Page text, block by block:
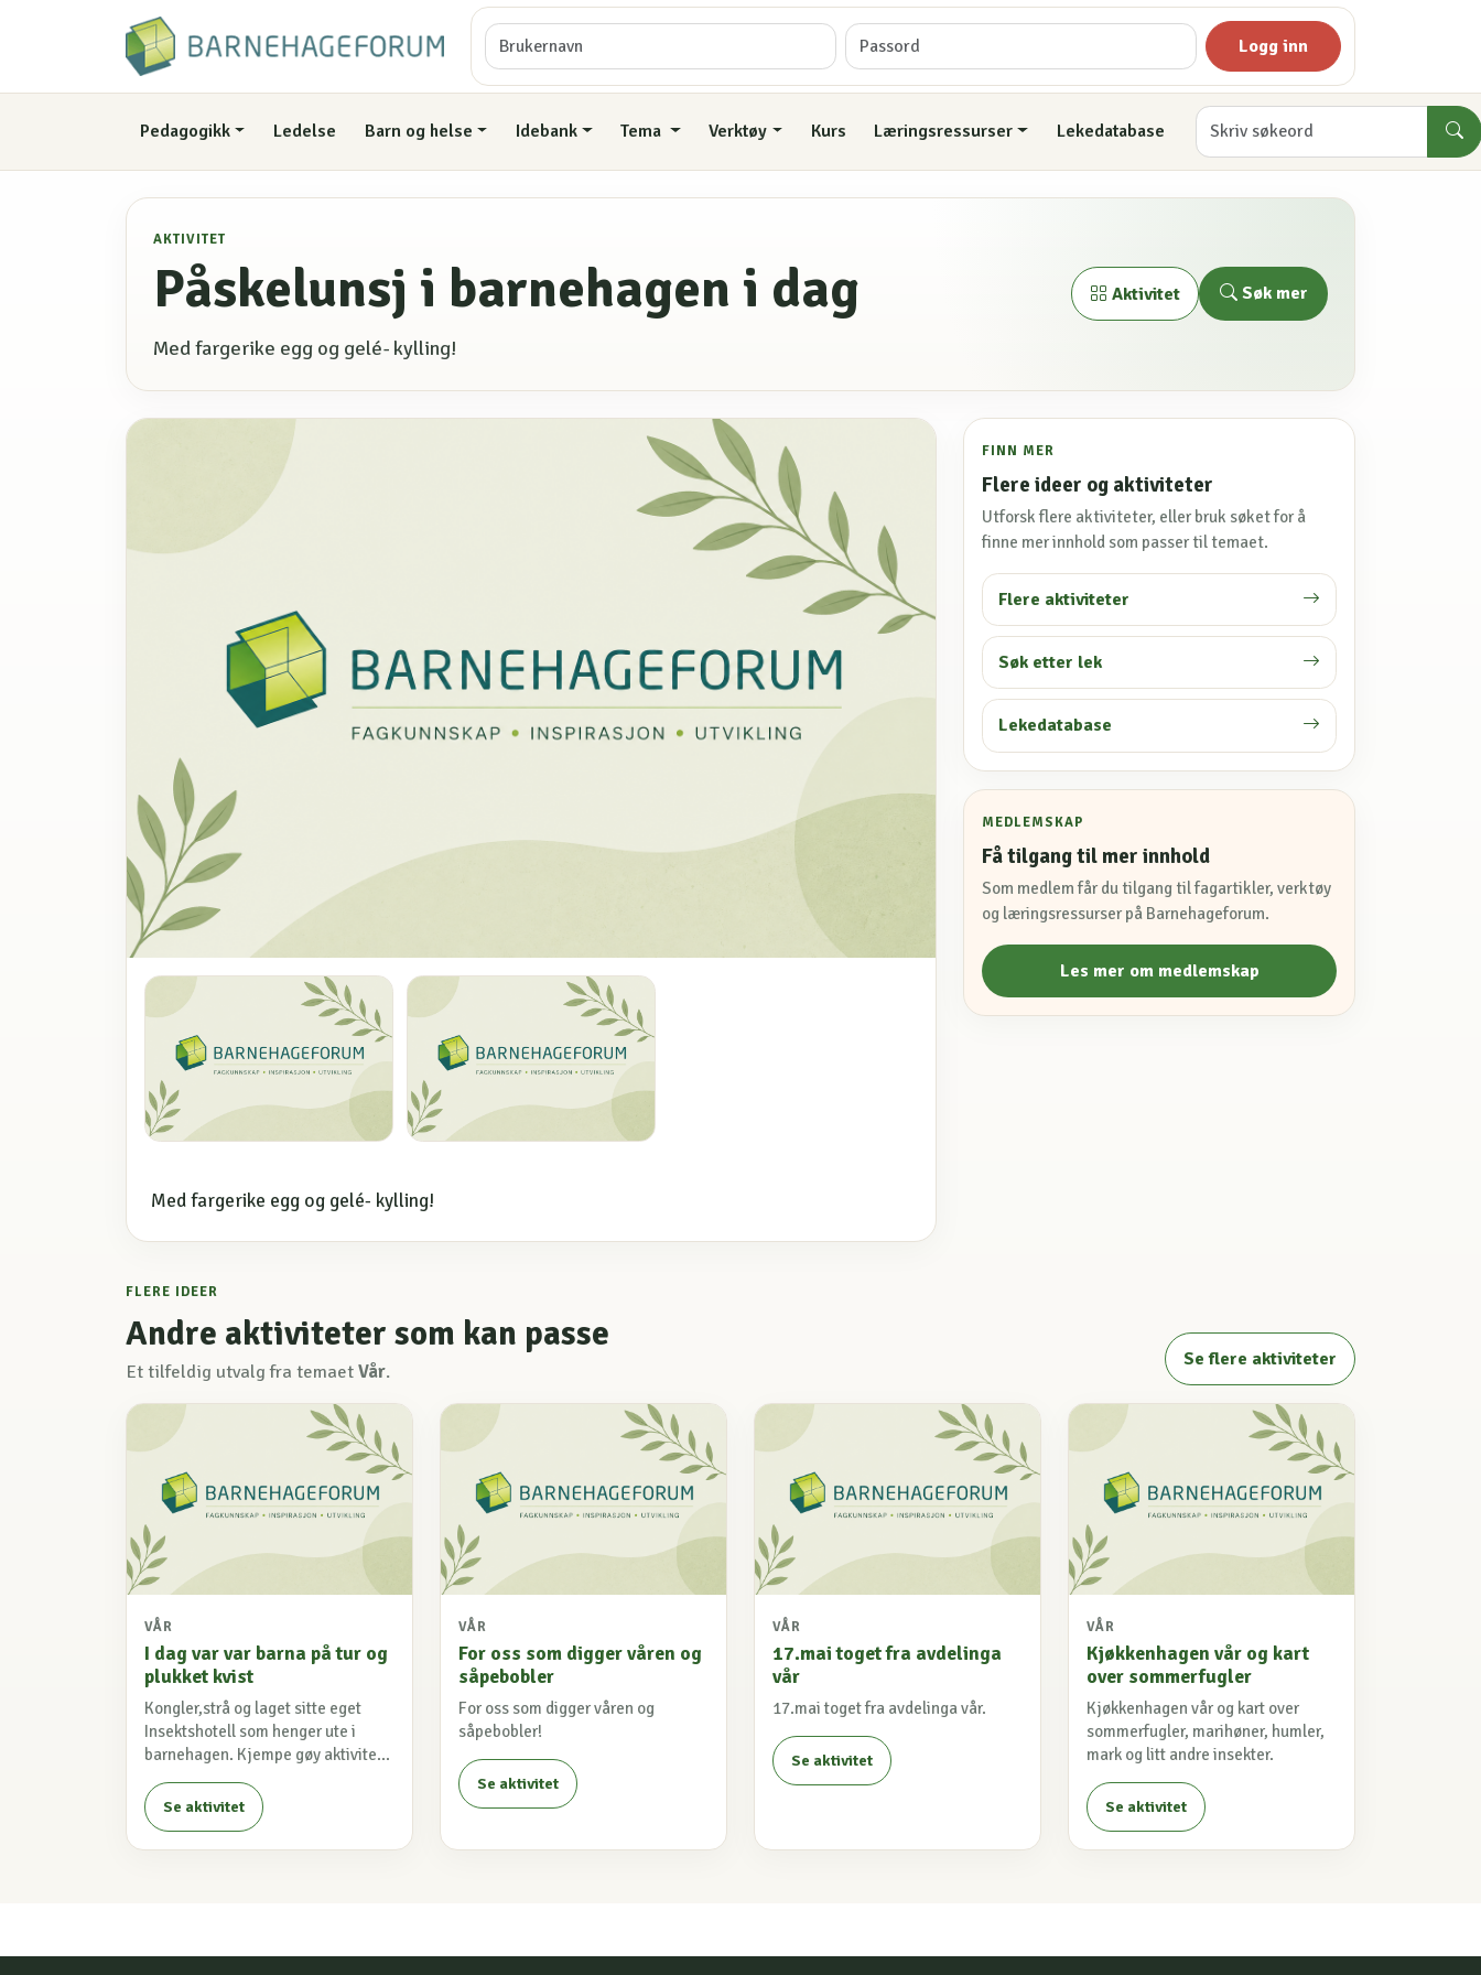
Logg inn
Pedagogikk Ledelse Barn og helse Idebank Tema Verktøy Kurs Læringsressurser Lekedatabase
AKTIVITET
Påskelunsj i barnehagen i dag
Med fargerike egg og gelé- kylling!
Aktivitet Søk mer
Med fargerike egg og gelé- kylling!
FINN MER
Flere ideer og aktiviteter
Utforsk flere aktiviteter, eller bruk søket for å
finne mer innhold som passer til temaet.
Flere aktiviteter
Søk etter lek
Lekedatabase
MEDLEMSKAP
Få tilgang til mer innhold
Som medlem får du tilgang til fagartikler, verktøy
og læringsressurser på Barnehageforum.
Les mer om medlemskap
FLERE IDEER
Andre aktiviteter som kan passe
Et tilfeldig utvalg fra temaet Vår.
Se flere aktiviteter
VÅR
I dag var var barna på tur og
plukket kvist
Kongler,strå og laget sitte eget
Insektshotell som henger ute i
barnehagen. Kjempe gøy aktivite...
Se aktivitet
VÅR
For oss som digger våren og
såpebobler
For oss som digger våren og
såpebobler!
Se aktivitet
VÅR
17.mai toget fra avdelinga
vår
17.mai toget fra avdelinga vår.
Se aktivitet
VÅR
Kjøkkenhagen vår og kart
over sommerfugler
Kjøkkenhagen vår og kart over
sommerfugler, marihøner, humler,
mark og litt andre insekter.
Se aktivitet